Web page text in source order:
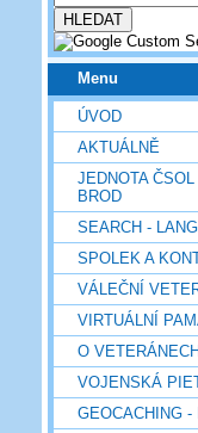
Menu
ÚVOD
AKTUÁLNĚ
JEDNOTA
BROD
SEARCH -
SPOLEK A
VÁLEČNÍ
VIRTUÁLNÍ
O VETERÁNECH
VOJENSKÁ
GEOCACHING -